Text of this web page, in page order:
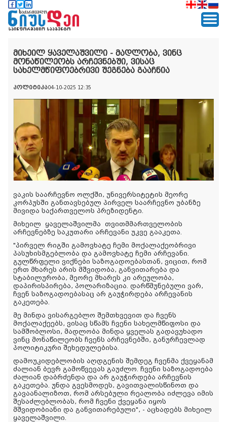
მიხეილ ყაველაშვილი - მადლობა, ვინც
მონაწილეობს არჩევნებში, ვისაც
სახელმწიფოებრივი შეგნება გააჩნია
პოლიტიკა04-10-2025 12:35
ვაკის საარჩევნო ოლქში, უნივერსიტეტის მეორე
კორპუსში განთავსებულ პირველ საარჩევნო უბანზე
მივიდა საქართველოს პრეზიდენტი.
მიხეილ ყაველაშვილმა თვითმმართველობის
არჩევნებზე საკუთარი არჩევანი უკვე გააკეთა.
"პირველ რიგში გამოვხატე ჩემი მოქალაქეობრივი
პასუხისმგებლობა და გამოვხატე ჩემი არჩევანი.
გულწრფელი ვიქნები საზოგადოებასთან, ვიცით, რომ
ერთ მხარეს არის მშვიდობა, განვითარება და
სტაბილურობა, მეორე მხარეს კი არეულობა,
დაპირისპირება, პოლარიზაცია. დარწმუნებული ვარ,
ჩვენ საზოგადოებასაც არ გაუჭირდება არჩევანის
გაკეთება.
მე მინდა ვისარგებლო შემთხვევით და ჩვენს
მოქალაქეებს, ვისაც სწამს ჩვენი სახელმწიფოსი და
სამშობლოსი, მადლობა მინდა ყველას გადავუხადო
ვინც მონაწილეობს ჩვენს არჩევნებში, განურჩევლად
პოლიტიკური შეხედულებისა.
დამოუკიდებლობის აღდგენის შემდეგ ჩვენმა ქვეყანამ
ძალიან ბევრ გამოწვევას გაუძლო. ჩვენი საზოგადოება
ძალიან დაბრძენდა და არ გაუჭირდება არჩევნის
გაკეთება. უნდა გვესმოდეს, გავითვალისწინოთ და
გავაანალიზოთ, რომ არსებული რეალობა იძლევა იმის
შესაძლებლობას, რომ ჩვენი ქვეყანა იყოს
მშვიდობიანი და განვითარებული", - აცხადებს მიხეილ
ყაველაშვილი.